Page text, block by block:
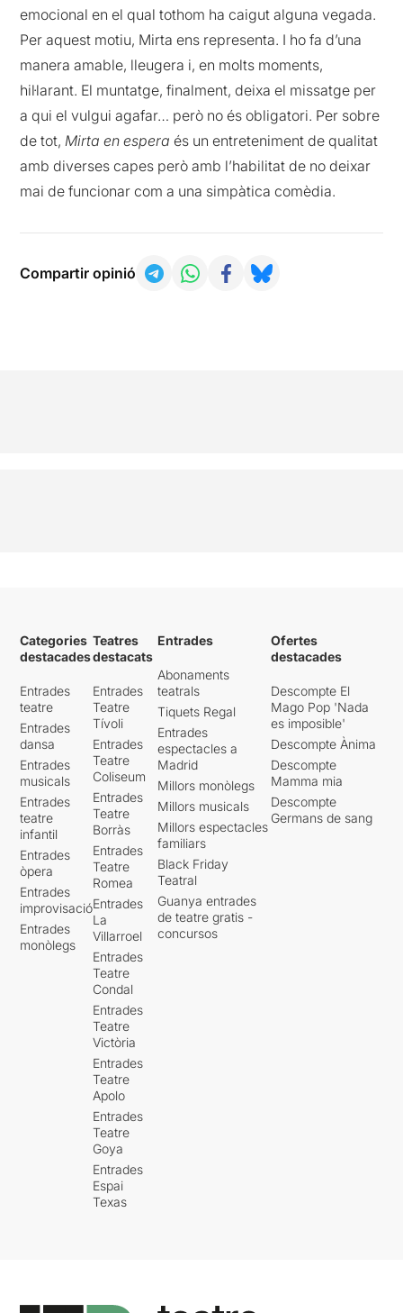
emocional en el qual tothom ha caigut alguna vegada.
Per aquest motiu, Mirta ens representa. I ho fa d’una
manera amable, lleugera i, en molts moments,
hil·larant. El muntatge, finalment, deixa el missatge per
a qui el vulgui agafar… però no és obligatori. Per sobre
de tot,Mirta en espera és un entreteniment de qualitat
amb diverses capes però amb l’habilitat de no deixar
mai de funcionar com a una simpàtica comèdia.
Compartir opinió
Categories
destacades
Entrades
teatre
Entrades
dansa
Entrades
musicals
Entrades
teatre
infantil
Entrades
òpera
Entrades
improvisació
Entrades
monòlegs
Teatres
destacats
Entrades
Teatre
Tívoli
Entrades
Teatre
Coliseum
Entrades
Teatre
Borràs
Entrades
Teatre
Romea
Entrades
La
Villarroel
Entrades
Teatre
Condal
Entrades
Teatre
Victòria
Entrades
Teatre
Apolo
Entrades
Teatre
Goya
Entrades
Espai
Texas
Entrades
Abonaments
teatrals
Tiquets Regal
Entrades
espectacles a
Madrid
Millors monòlegs
Millors musicals
Millors espectacles
familiars
Black Friday
Teatral
Guanya entrades
de teatre gratis -
concursos
Ofertes
destacades
Descompte El
Mago Pop 'Nada
es imposible'
Descompte Ànima
Descompte
Mamma mia
Descompte
Germans de sang